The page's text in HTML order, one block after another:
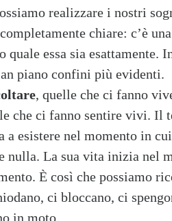
realizzare i nostri
chiare: c’è
quale essa sia
piano confini più evidenti.
, quelle che ci fanno
che ci fanno sentire vivi. Il
a esistere nel momento in
nulla. La sua vita inizia nel
È così che possiamo
ci bloccano, ci
in moto.